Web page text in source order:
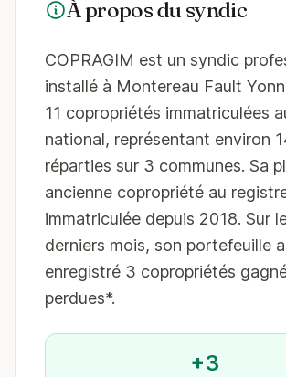
À propos du syndic
COPRAGIM est un syndic
installé à Montereau Fault
11 copropriétés immatriculées
national, représentant environ
réparties sur 3 communes. Sa
ancienne copropriété au
immatriculée depuis 2018. Sur
derniers mois, son portefeuille a
enregistré 3 copropriétés
perdues*.
+3